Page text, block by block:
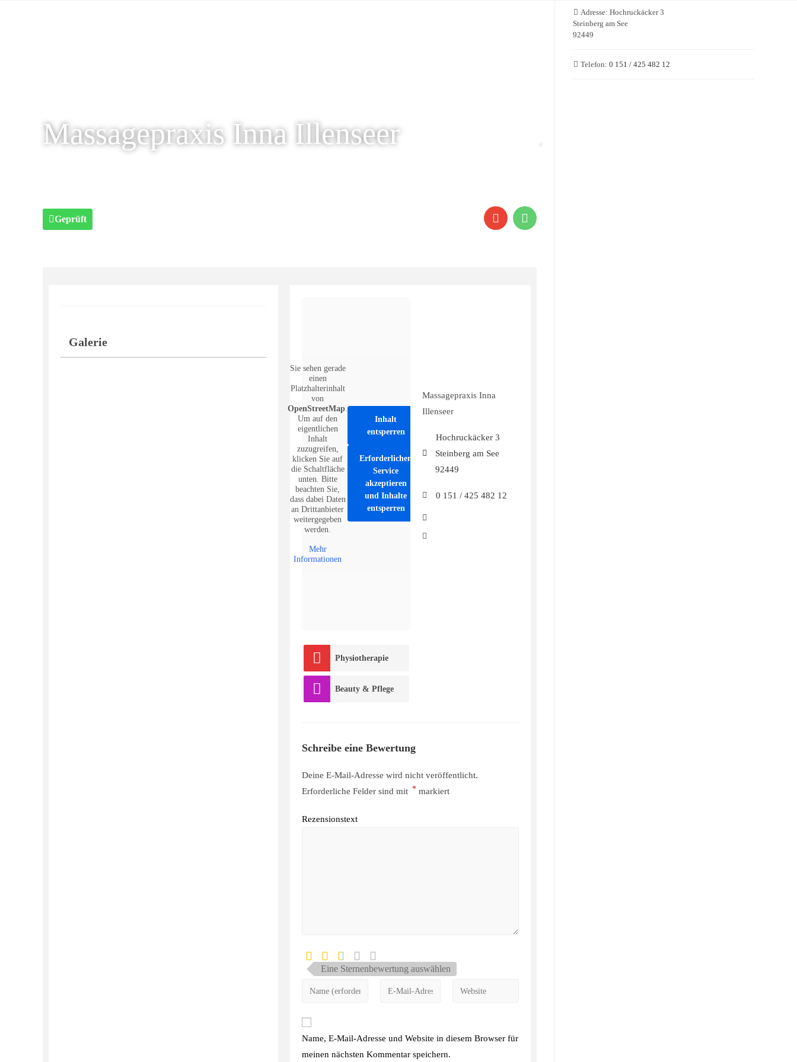
Massagepraxis Inna Illenseer
Geprüft
Galerie
Sie sehen gerade
einen
Platzhalterinhalt
von
OpenStreetMap.
Um auf den
eigentlichen
Inhalt
zuzugreifen,
klicken Sie auf
die Schaltfläche
unten. Bitte
beachten Sie,
dass dabei Daten
an Drittanbieter
weitergegeben
werden.
Mehr
Informationen
Inhalt
entsperren
Erforderlichen
Service
akzeptieren
und Inhalte
entsperren
Massagepraxis Inna
Illenseer
Hochruckäcker 3
Steinberg am See
92449
0 151 / 425 482 12
Physiotherapie
Beauty & Pflege
Schreibe eine Bewertung
Deine E-Mail-Adresse wird nicht veröffentlicht.
Erforderliche Felder sind mit *markiert
Rezensionstext
Eine Sternenbewertung auswählen
Name, E-Mail-Adresse und Website in diesem Browser für
meinen nächsten Kommentar speichern.
Adresse: Hochruckäcker 3
Steinberg am See
92449
Telefon: 0 151 / 425 482 12